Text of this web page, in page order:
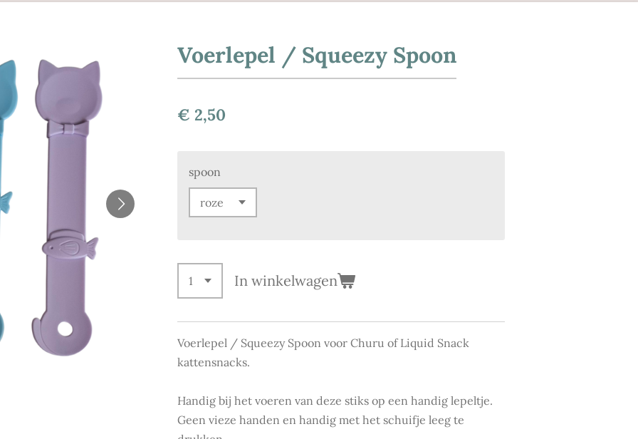
Voerlepel / Squeezy Spoon
€ 2,50
spoon
In winkelwagen
Voerlepel / Squeezy Spoon voor Churu of Liquid Snack
kattensnacks.
Handig bij het voeren van deze stiks op een handig lepeltje.
Geen vieze handen en handig met het schuifje leeg te